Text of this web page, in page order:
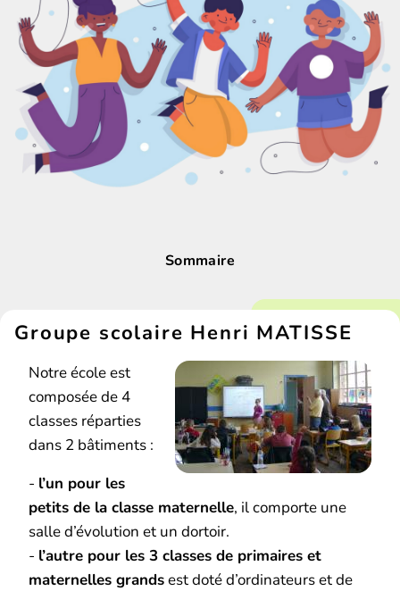
Sommaire
Groupe scolaire Henri MATISSE
Notre école est
composée de 4
classes réparties
dans 2 bâtiments :
- l’un pour les
petits de la classe maternelle, il comporte une
salle d’évolution et un dortoir.
- l’autre pour les 3 classes de primaires et
maternelles grandsest doté d’ordinateurs et de